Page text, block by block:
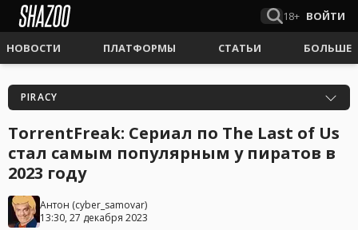
18+ ВОЙТИ
НОВОСТИ ПЛАТФОРМЫ СТАТЬИ БОЛЬШЕ
PIRACY
TorrentFreak: Сериал по The Last of Us
стал самым популярным у пиратов в
2023 году
Антон (cyber_samovar)
13:30, 27 декабря 2023